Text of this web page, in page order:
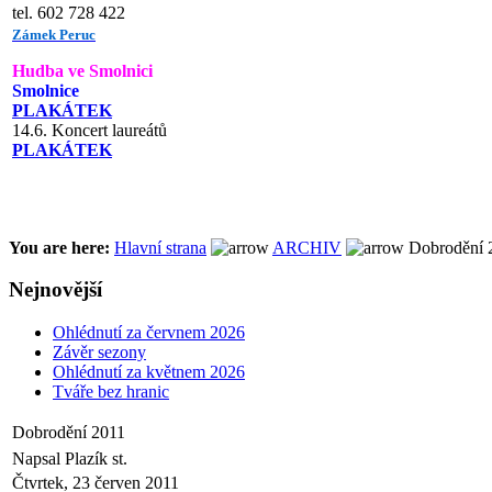
tel. 602 728 422
Zámek Peruc
Hudba ve Smolnici
Smolnice
PLAKÁTEK
14.6. Koncert laureátů
PLAKÁTEK
You are here: Hlavní strana ARCHIV Dobrodění
Nejnovější
Ohlédnutí za červnem 2026
Závěr sezony
Ohlédnutí za květnem 2026
Tváře bez hranic
Dobrodění 2011
Napsal Plazík st.
Čtvrtek, 23 červen 2011